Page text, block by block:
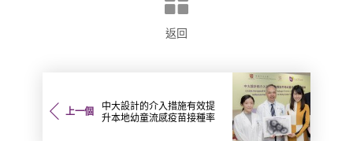
返回
上一個
中大設計的介入措施有效提
升本地幼童流感疫苗接種率